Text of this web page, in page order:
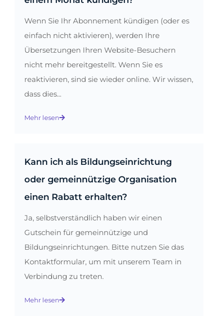
Wenn Sie Ihr Abonnement kündigen (oder es
einfach nicht aktivieren), werden Ihre
Übersetzungen Ihren Website-Besuchern
nicht mehr bereitgestellt. Wenn Sie es
reaktivieren, sind sie wieder online. Wir wissen,
dass dies...
Mehr lesen
Kann ich als Bildungseinrichtung
oder gemeinnützige Organisation
einen Rabatt erhalten?
Ja, selbstverständlich haben wir einen
Gutschein für gemeinnützige und
Bildungseinrichtungen. Bitte nutzen Sie das
Kontaktformular, um mit unserem Team in
Verbindung zu treten.
Mehr lesen